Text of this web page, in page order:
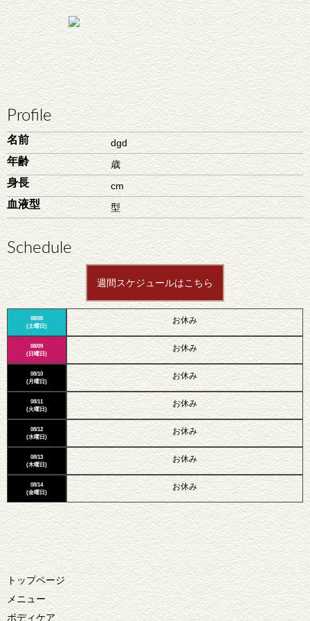
Profile
名前 dgd
年齢 歳
身長 cm
血液型 型
Schedule
週間スケジュールはこちら
08/08
(土曜日)
08/09
(日曜日)
08/10
(月曜日)
08/11
(火曜日)
08/12
(水曜日)
08/13
(木曜日)
08/14
(金曜日)
お休み
お休み
お休み
お休み
お休み
お休み
お休み
トップページ
メニュー
ボディケア